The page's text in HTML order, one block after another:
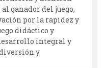
ganador del juego,
por la rapidez y
didáctico y
integral y
y